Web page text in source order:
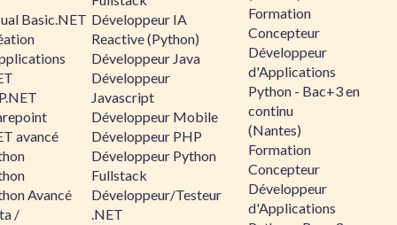
Basic.NET
avancé
Avancé
/
Développeur IA
Reactive (Python)
Développeur Java
Développeur
Javascript
Développeur Mobile
Développeur PHP
Développeur Python
Fullstack
Développeur/Testeur
.NET
Formation
Concepteur
Développeur
d'Applications
Python - Bac+3 en
continu
(Nantes)
Formation
Concepteur
Développeur
d'Applications